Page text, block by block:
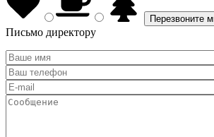
Письмо директору